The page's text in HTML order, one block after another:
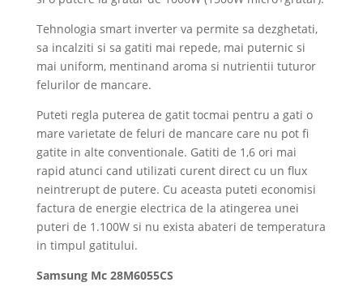
Tehnologia smart inverter va permite sa dezghetati,
sa incalziti si sa gatiti mai repede, mai puternic si
mai uniform, mentinand aroma si nutrientii tuturor
felurilor de mancare.
Puteti regla puterea de gatit tocmai pentru a gati o
mare varietate de feluri de mancare care nu pot fi
gatite in alte conventionale. Gatiti de 1,6 ori mai
rapid atunci cand utilizati curent direct cu un flux
neintrerupt de putere. Cu aceasta puteti economisi
factura de energie electrica de la atingerea unei
puteri de 1.100W si nu exista abateri de temperatura
in timpul gatitului.
Samsung Mc 28M6055CS